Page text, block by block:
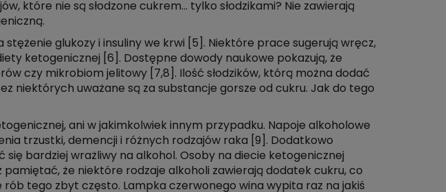
które nie są słodzone cukrem… tylko słodzikami? Nie zawierają
stężenie glukozy i insuliny we krwi [5]. Niektóre prace sugerują wręcz,
ketogenicznej [6]. Dostępne dowody naukowe pokazują, że
czy mikrobiom jelitowy [7,8]. Ilość słodzików, którą można dodać
niektórych uważane są za substancje gorsze od cukru. Jak do tego
ani w jakimkolwiek innym przypadku. Napoje alkoholowe
trzustki, demencji i różnych rodzajów raka [9]. Dodatkowo
bardziej wrażliwy na alkohol. Osoby na diecie ketogenicznej
pamiętać, że niektóre rodzaje alkoholi zawierają dodatek cukru, co
rób tego zbyt często. Lampka czerwonego wina wypita raz na jakiś